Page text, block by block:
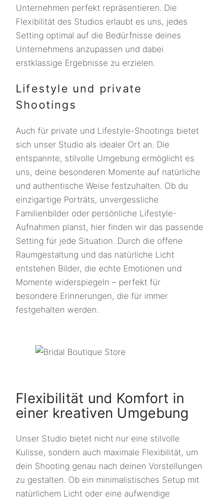
Unternehmen perfekt repräsentieren. Die
Flexibilität des Studios erlaubt es uns, jedes
Setting optimal auf die Bedürfnisse deines
Unternehmens anzupassen und dabei
erstklassige Ergebnisse zu erzielen.
Lifestyle und private
Shootings
Auch für private und Lifestyle-Shootings bietet
sich unser Studio als idealer Ort an. Die
entspannte, stilvolle Umgebung ermöglicht es
uns, deine besonderen Momente auf natürliche
und authentische Weise festzuhalten. Ob du
einzigartige Porträts, unvergessliche
Familienbilder oder persönliche Lifestyle-
Aufnahmen planst, hier finden wir das passende
Setting für jede Situation. Durch die offene
Raumgestaltung und das natürliche Licht
entstehen Bilder, die echte Emotionen und
Momente widerspiegeln – perfekt für
besondere Erinnerungen, die für immer
festgehalten werden.
Flexibilität und Komfort in
einer kreativen Umgebung
Unser Studio bietet nicht nur eine stilvolle
Kulisse, sondern auch maximale Flexibilität, um
dein Shooting genau nach deinen Vorstellungen
zu gestalten. Ob ein minimalistisches Setup mit
natürlichem Licht oder eine aufwendige